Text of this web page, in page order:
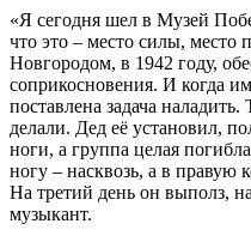
«Я сегодня шел в Музей
что это – место силы, место
Новгородом, в 1942 году,
соприкосновения. И когда
поставлена задача
делали. Дед её установил,
ноги, а группа целая
ногу – насквозь, а в правую
На третий день он выполз,
музыкант.